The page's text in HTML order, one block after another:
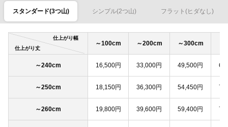
スタンダード(3つ山) シンプル(2つ山) フラット(ヒダなし)
仕上がり幅
仕上がり丈
～100cm ～200cm ～300cm
～240cm 16,500円 33,000円 49,500円
～250cm 18,150円 36,300円 54,450円
～260cm 19,800円 39,600円 59,400円